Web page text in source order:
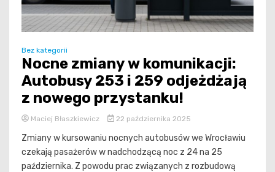
Bez kategorii
Nocne zmiany w komunikacji:
Autobusy 253 i 259 odjeżdżają
z nowego przystanku!
Maciej Błaszkiewicz 22 października 2025
Zmiany w kursowaniu nocnych autobusów we Wrocławiu
czekają pasażerów w nadchodzącą noc z 24 na 25
października. Z powodu prac związanych z rozbudową